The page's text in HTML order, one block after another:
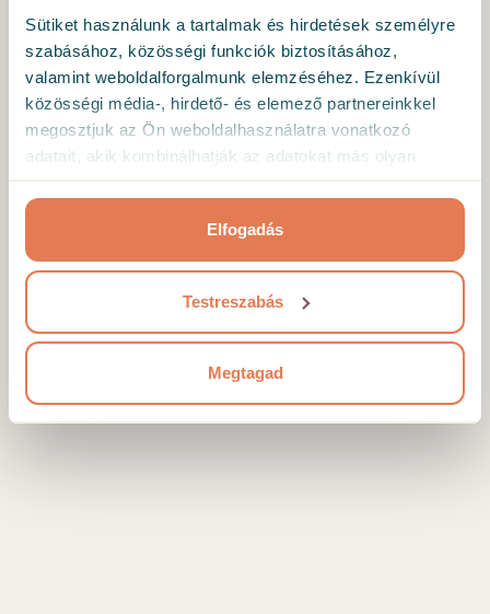
Sütiket használunk a tartalmak és hirdetések személyre
szabásához, közösségi funkciók biztosításához,
valamint weboldalforgalmunk elemzéséhez. Ezenkívül
közösségi média-, hirdető- és elemező partnereinkkel
megosztjuk az Ön weboldalhasználatra vonatkozó
adatait, akik kombinálhatják az adatokat más olyan
Ön által használt más szolgáltatásokból gyűjtöttek.
Elfogadás
Testreszabás
Megtagad
Addig is, megpróbálhatsz:
Kijelentkezni majd visszajelentkezni. Ez a legtöbb
esetben megoldja a gondokat.